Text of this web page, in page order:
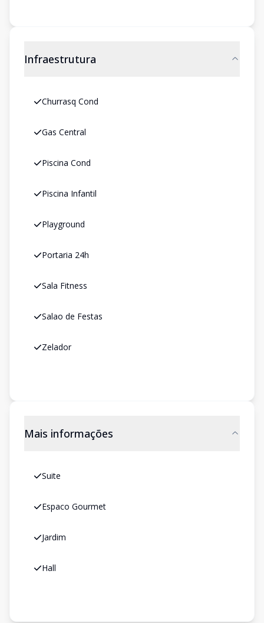
Infraestrutura
Churrasq Cond
Gas Central
Piscina Cond
Piscina Infantil
Playground
Portaria 24h
Sala Fitness
Salao de Festas
Zelador
Mais informações
Suite
Espaco Gourmet
Jardim
Hall